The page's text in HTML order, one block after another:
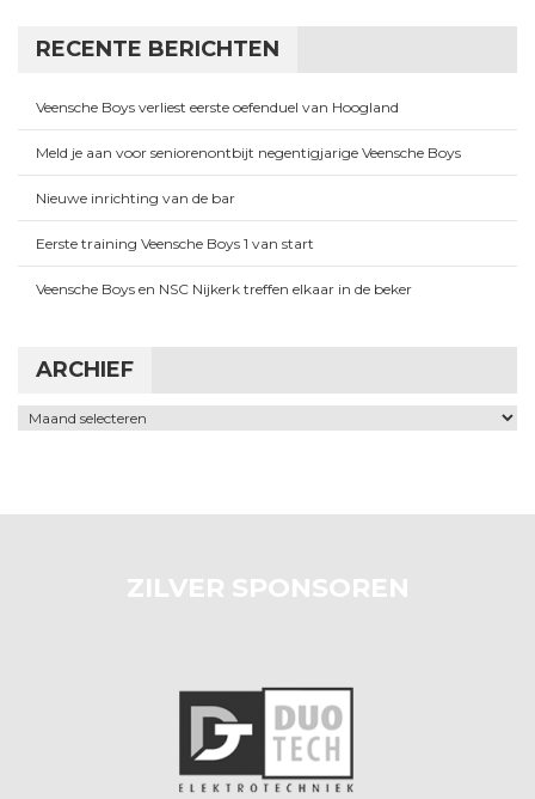
RECENTE BERICHTEN
Veensche Boys verliest eerste oefenduel van Hoogland
Meld je aan voor seniorenontbijt negentigjarige Veensche Boys
Nieuwe inrichting van de bar
Eerste training Veensche Boys 1 van start
Veensche Boys en NSC Nijkerk treffen elkaar in de beker
ARCHIEF
Archief
ZILVER SPONSOREN